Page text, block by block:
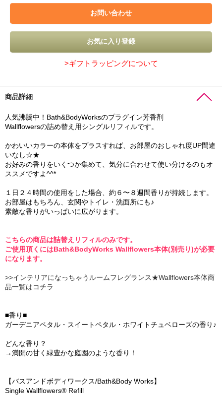
>ギフトラッピングについて
商品詳細
人気沸騰中！Bath&BodyWorksのプラグイン芳香剤
Wallflowersの詰め替え用シングルリフィルです。
かわいいカラーの本体をプラスすれば、お部屋のおしゃれ度UP間違
いなし☆★
お好みの香りをいくつか集めて、気分に合わせて使い分けるのもオ
ススメですよ^^*
１日２４時間の使用をした場合、約６〜８週間香りが持続します。
お部屋はもちろん、玄関やトイレ・洗面所にも♪
素敵な香りがいっぱいに広がります。
こちらの商品は詰替えリフィルのみです。
ご使用頂くにはBath&BodyWorks Wallflowers本体(別売り)が必要
になります。
>>インテリアになっちゃうルームフレグランス★Wallflowers本体商
品一覧はコチラ
■香り■
ガーデニアペタル・スイートペタル・ホワイトチュベローズの香り♪
どんな香り？
→満開の甘く緑豊かな庭園のような香り！
【バスアンドボディワークス/Bath&Body Works】
Single Wallflowers® Refill